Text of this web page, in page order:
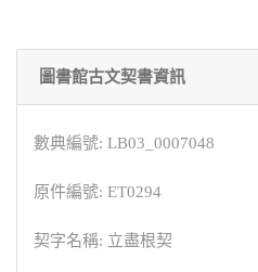
圖書館古文契書資訊
數典編號: LB03_0007048
原件編號: ET0294
契字名稱: 立盡根契